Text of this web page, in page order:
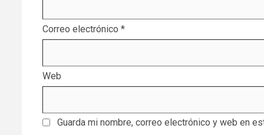
Correo electrónico *
Web
Guarda mi nombre, correo electrónico y web en